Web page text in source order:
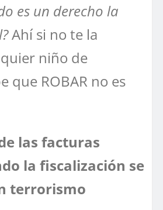
es un derecho la
Ahí si no te la
niño de
que ROBAR no es
las facturas
la fiscalización se
terrorismo